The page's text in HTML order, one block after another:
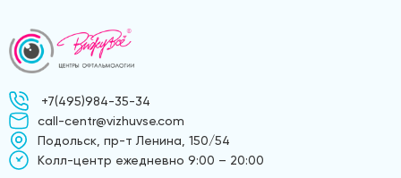
+7(495)984-35-34
call-centr@vizhuvse.com
Подольск, пр-т Ленина, 150/54
Kолл-центр ежедневно 9:00 – 20:00